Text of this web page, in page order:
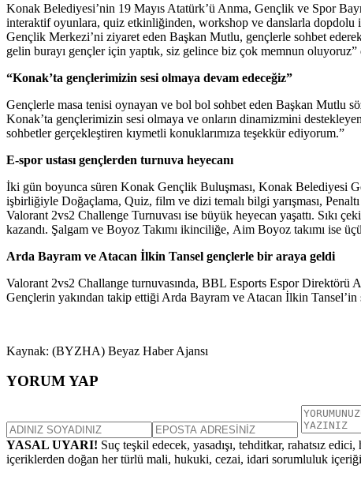
Konak Belediyesi’nin 19 Mayıs Atatürk’ü Anma, Gençlik ve Spor
interaktif oyunlara, quiz etkinliğinden, workshop ve danslarla dopdolu
Gençlik Merkezi’ni ziyaret eden Başkan Mutlu, gençlerle sohbet
gelin burayı gençler için yaptık, siz gelince biz çok memnun oluyoruz”
“Konak’ta gençlerimizin sesi olmaya devam edeceğiz”
Gençlerle masa tenisi oynayan ve bol bol sohbet eden Başkan Mutlu
Konak’ta gençlerimizin sesi olmaya ve onların dinamizmini
sohbetler gerçekleştiren kıymetli konuklarımıza teşekkür ediyorum.”
E-spor ustası gençlerden turnuva heyecanı
İki gün boyunca süren Konak Gençlik Buluşması, Konak Belediyesi
işbirliğiyle Doğaçlama, Quiz, film ve dizi temalı bilgi yarışması,
Valorant 2vs2 Challenge Turnuvası ise büyük heyecan yaşattı. Sıkı
kazandı. ⁠Şalgam ve Boyoz Takımı ikinciliğe, ⁠Aim Boyoz takımı ise
Arda Bayram ve Atacan İlkin Tansel gençlerle bir araya geldi
Valorant 2vs2 Challange turnuvasında, BBL Esports Espor Direktörü
Gençlerin yakından takip ettiği Arda Bayram ve Atacan İlkin
Kaynak: (BYZHA) Beyaz Haber Ajansı
YORUM YAP
YASAL UYARI! Suç teşkil edecek, yasadışı, tehditkar, rahatsız
içeriklerden doğan her türlü mali, hukuki, cezai, idari sorumluluk